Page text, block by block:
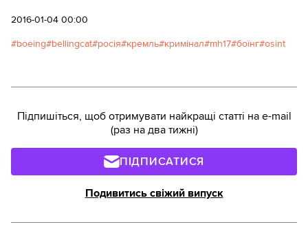
2016-01-04 00:00
boeing bellingcat росія кремль кримінал mh17 боїнг osint
Підпишіться, щоб отримувати найкращі статті на e-mail
(раз на два тижні)
ПІДПИСАТИСЯ
Подивитись свіжий випуск